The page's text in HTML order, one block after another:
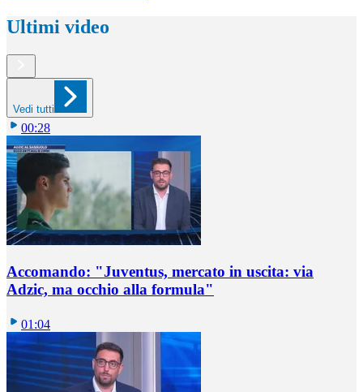
Ultimi video
Vedi tutti
00:28
Accomando: "Juventus, mercato in uscita: via
Adzic, ma occhio alla formula"
01:04